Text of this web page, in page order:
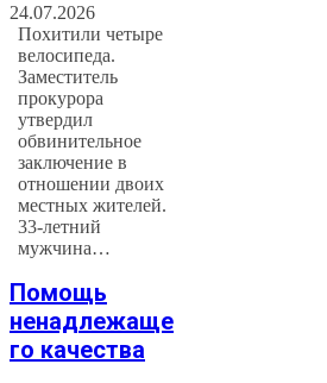
24.07.2026
Похитили четыре
велосипеда.
Заместитель
прокурора
утвердил
обвинительное
заключение в
отношении двоих
местных жителей.
33-летний
мужчина…
Помощь
ненадлежаще
го качества